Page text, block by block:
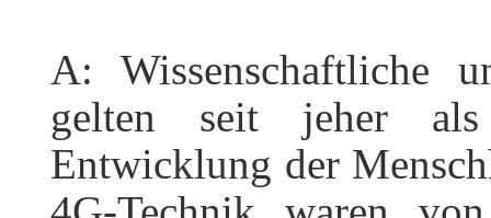
A: Wissenschaftliche
gelten seit jeher
Entwicklung der